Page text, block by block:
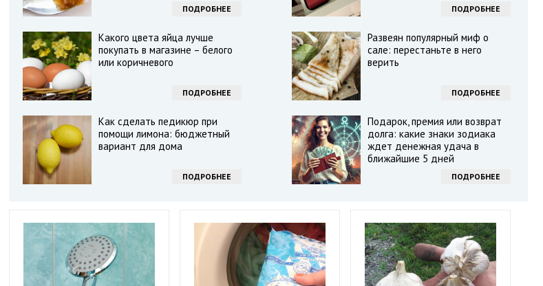
ПОДРОБНЕЕ ПОДРОБНЕЕ
Какого цвета яйца лучше
покупать в магазине – белого
или коричневого
ПОДРОБНЕЕ
Развеян популярный миф о
сале: перестаньте в него
верить
ПОДРОБНЕЕ
Как сделать педикюр при
помощи лимона: бюджетный
вариант для дома
ПОДРОБНЕЕ
Подарок, премия или возврат
долга: какие знаки зодиака
ждет денежная удача в
ближайшие 5 дней
ПОДРОБНЕЕ